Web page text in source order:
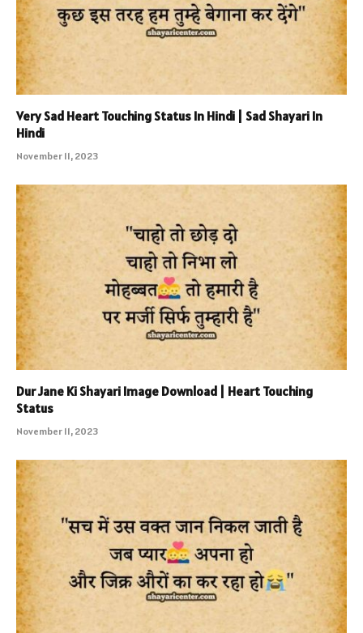
Very Sad Heart Touching Status In Hindi | Sad Shayari In
Hindi
November 11, 2023
Dur Jane Ki Shayari Image Download | Heart Touching
Status
November 11, 2023